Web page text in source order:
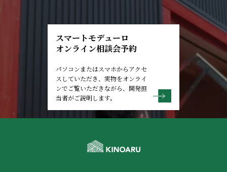
スマートモデューロ
オンライン相談会予約
パソコンまたはスマホからアクセ
スしていただき、実物をオンライ
ンでご覧いただきながら、開発担
当者がご説明します。